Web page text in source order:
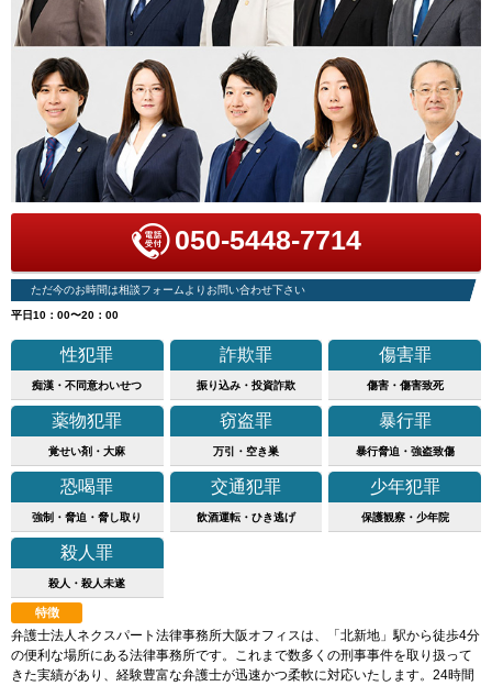
050-5448-7714
ただ今のお時間は相談フォームよりお問い合わせ下さい
平日10：00〜20：00
性犯罪
痴漢・不同意わいせつ
詐欺罪
振り込み・投資詐欺
傷害罪
傷害・傷害致死
薬物犯罪
覚せい剤・大麻
窃盗罪
万引・空き巣
暴行罪
暴行脅迫・強盗致傷
恐喝罪
強制・脅迫・脅し取り
交通犯罪
飲酒運転・ひき逃げ
少年犯罪
保護観察・少年院
殺人罪
殺人・殺人未遂
特徴
弁護士法人ネクスパート法律事務所大阪オフィスは、「北新地」駅から徒歩4分
の便利な場所にある法律事務所です。これまで数多くの刑事事件を取り扱って
きた実績があり、経験豊富な弁護士が迅速かつ柔軟に対応いたします。24時間